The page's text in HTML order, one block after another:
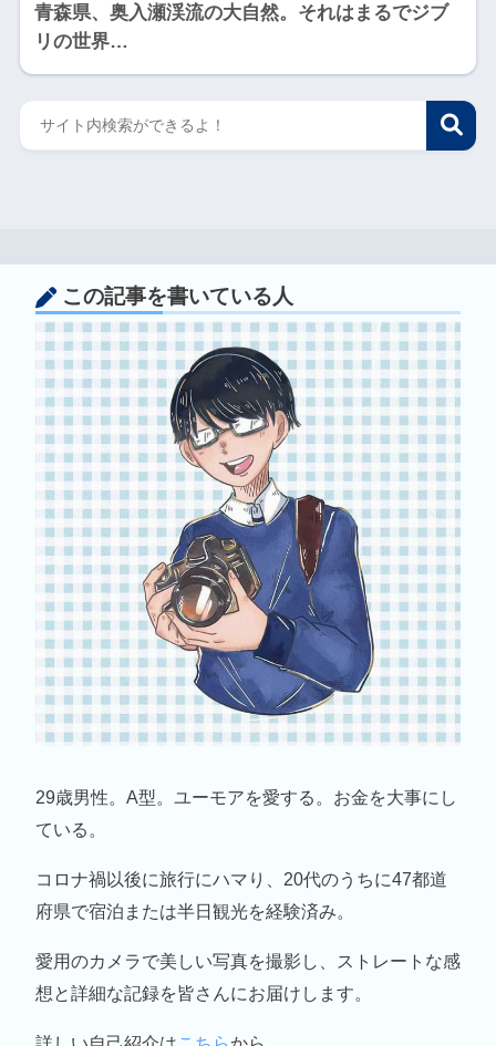
青森県、奥入瀬渓流の大自然。それはまるでジブ
リの世界…
この記事を書いている人
29歳男性。A型。ユーモアを愛する。お金を大事にし
ている。
コロナ禍以後に旅行にハマり、20代のうちに47都道
府県で宿泊または半日観光を経験済み。
愛用のカメラで美しい写真を撮影し、ストレートな感
想と詳細な記録を皆さんにお届けします。